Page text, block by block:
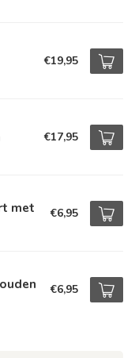
€19,95
€17,95
met €6,95
€6,95